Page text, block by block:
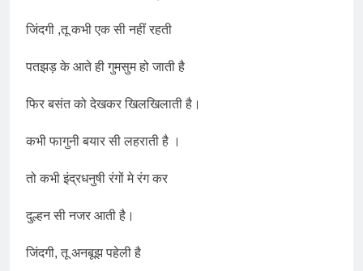
जिंदगी ,तू कभी एक सी नहीं रहती
पतझड़ के आते ही गुमसुम हो जाती है
फिर बसंत को देखकर खिलखिलाती है।
कभी फागुनी बयार सी लहराती है ।
तो कभी इंद्रधनुषी रंगों मे रंग कर
दुल्हन सी नजर आती है।
जिंदगी, तू अनबूझ पहेली है